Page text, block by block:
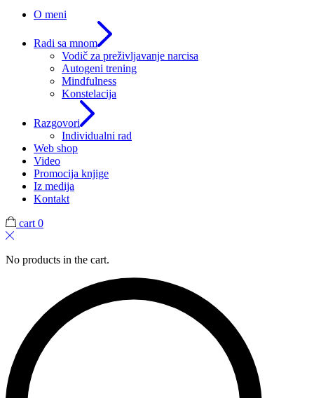
O meni
Radi sa mnom
Vodič za preživljavanje narcisa
Autogeni trening
Mindfulness
Konstelacija
Razgovori
Individualni rad
Web shop
Video
Promocija knjige
Iz medija
Kontakt
cart 0
No products in the cart.